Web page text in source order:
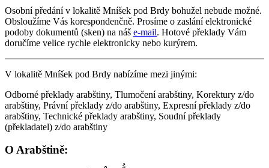
Osobní předání v lokalitě Mníšek pod Brdy bohužel nebude možné.
Obsloužíme Vás korespondenčně. Prosíme o zaslání elektronické
podoby dokumentů (sken) na náš e-mail. Hotové překlady Vám
doručíme velice rychle elektronicky nebo kurýrem.
V lokalitě Mníšek pod Brdy nabízíme mezi jinými:
Odborné překlady arabštiny, Tlumočení arabštiny, Korektury z/do
arabštiny, Právní překlady z/do arabštiny, Expresní překlady z/do
arabštiny, Technické překlady arabštiny, Soudní překlady
(překladatel) z/do arabštiny
O Arabštině: